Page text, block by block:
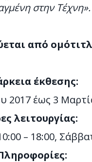
στην Τέχνη».
από
έκθεσης:
2017 έως 3
λειτουργίας:
– 18:00,